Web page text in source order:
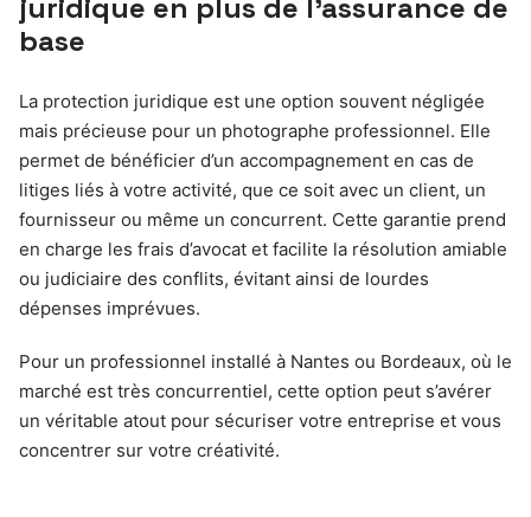
juridique en plus de l’assurance de
base
La protection juridique est une option souvent négligée
mais précieuse pour un photographe professionnel. Elle
permet de bénéficier d’un accompagnement en cas de
litiges liés à votre activité, que ce soit avec un client, un
fournisseur ou même un concurrent. Cette garantie prend
en charge les frais d’avocat et facilite la résolution amiable
ou judiciaire des conflits, évitant ainsi de lourdes
dépenses imprévues.
Pour un professionnel installé à Nantes ou Bordeaux, où le
marché est très concurrentiel, cette option peut s’avérer
un véritable atout pour sécuriser votre entreprise et vous
concentrer sur votre créativité.